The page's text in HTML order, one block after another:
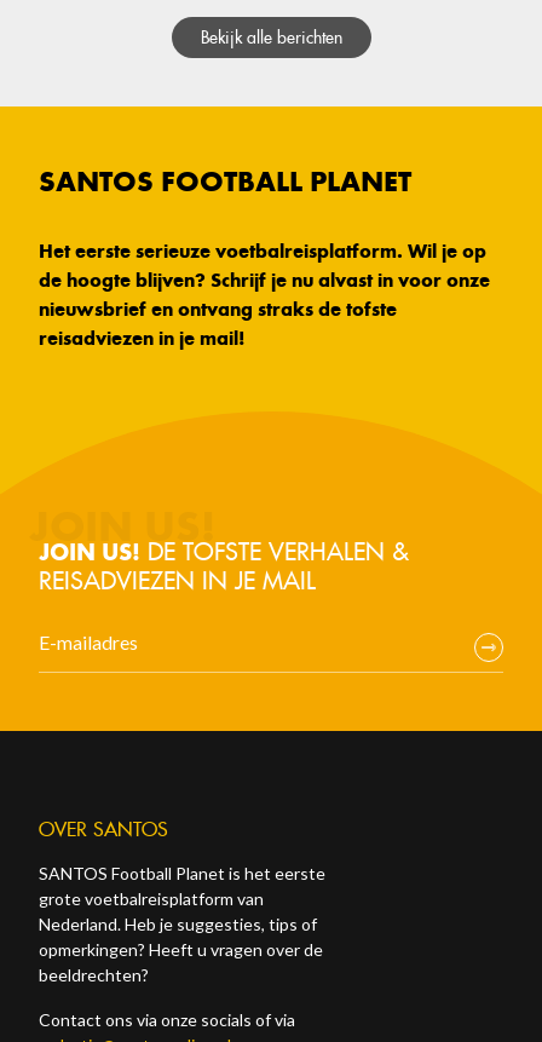
Bekijk alle berichten
SANTOS FOOTBALL PLANET
Het eerste serieuze voetbalreisplatform. Wil je op
de hoogte blijven? Schrijf je nu alvast in voor onze
nieuwsbrief en ontvang straks de tofste
reisadviezen in je mail!
JOIN US! DE TOFSTE VERHALEN &
REISADVIEZEN IN JE MAIL
OVER SANTOS
SANTOS Football Planet is het eerste
grote voetbalreisplatform van
Nederland. Heb je suggesties, tips of
opmerkingen? Heeft u vragen over de
beeldrechten?
Contact ons via onze socials of via